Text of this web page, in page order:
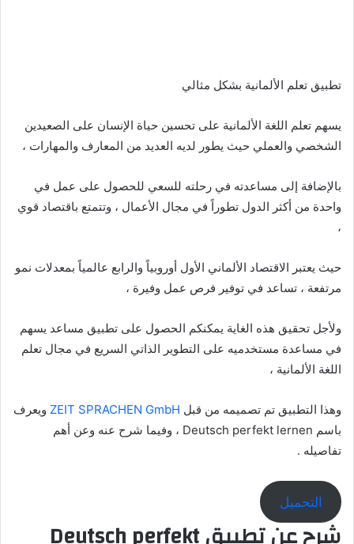
تطبيق تعلم الألمانية بشكل مثالي
يسهم تعلم اللغة الألمانية على تحسين حياة الإنسان على الصعيدين
الشخصي والعملي حيث يطور لديه العديد من المعارف والمهارات ،
بالإضافة إلى مساعدته في رحلته للسعي للحصول على عمل في
واحدة من أكثر الدول تطوراً في مجال الأعمال ، وتتمتع باقتصاد قوي
،
حيث يعتبر الاقتصاد الألماني الأول أوروبياً والرابع عالمياً بمعدلات نمو
مرتفعة ، تساعد في توفير فرص عمل وفيرة ،
ولأجل تحقيق هذه الغاية يمكنكم الحصول على تطبيق مساعد يسهم
في مساعدة مستخدميه على التطوير الذاتي السريع في مجال تعلم
اللغة الألمانية ،
وهذا التطبيق تم تصميمه من قبل ZEIT SPRACHEN GmbH ويعرف
باسم Deutsch perfekt lernen ، وفيما شرح عنه وعن أهم
تفاصيله .
التحميل